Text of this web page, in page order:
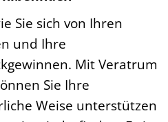
Sie sich von Ihren
und Ihre
Mit Veratrum
Sie Ihre
Weise unterstützen